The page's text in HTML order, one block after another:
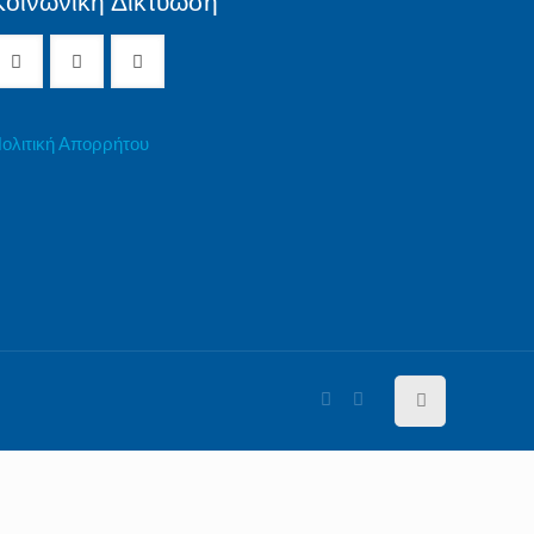
Απορρήτου